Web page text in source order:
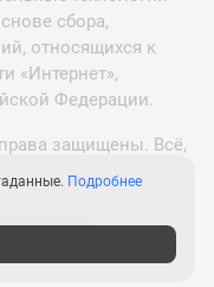
сбора,
относящихся к
«Интернет»,
Федерации.
защищены. Всё,
области
Подробнее